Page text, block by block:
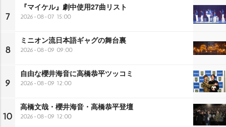
7
『マイケル』劇中使用27曲リスト
2026-08-07 15:00
8
ミニオン流日本語ギャグの舞台裏
2026-08-09 09:00
9
自由な櫻井海音に高橋恭平ツッコミ
2026-08-09 12:00
10
高橋文哉・櫻井海音・高橋恭平登壇
2026-08-09 12:00